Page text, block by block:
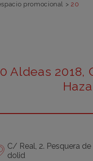
promocional >20
Aldeas 2018,
Haza
C/ Real, 2. Pesquera
dolid